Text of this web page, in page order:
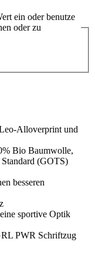
ein oder benutze
oder zu
Alloverprint und
Bio Baumwolle,
(GOTS)
besseren
sportive Optik
PWR Schriftzug